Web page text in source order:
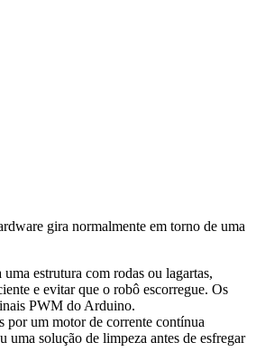
gira normalmente em torno de uma
estrutura com rodas ou lagartas,
e evitar que o robô escorregue. Os
PWM do Arduino.
por um motor de corrente contínua
solução de limpeza antes de esfregar